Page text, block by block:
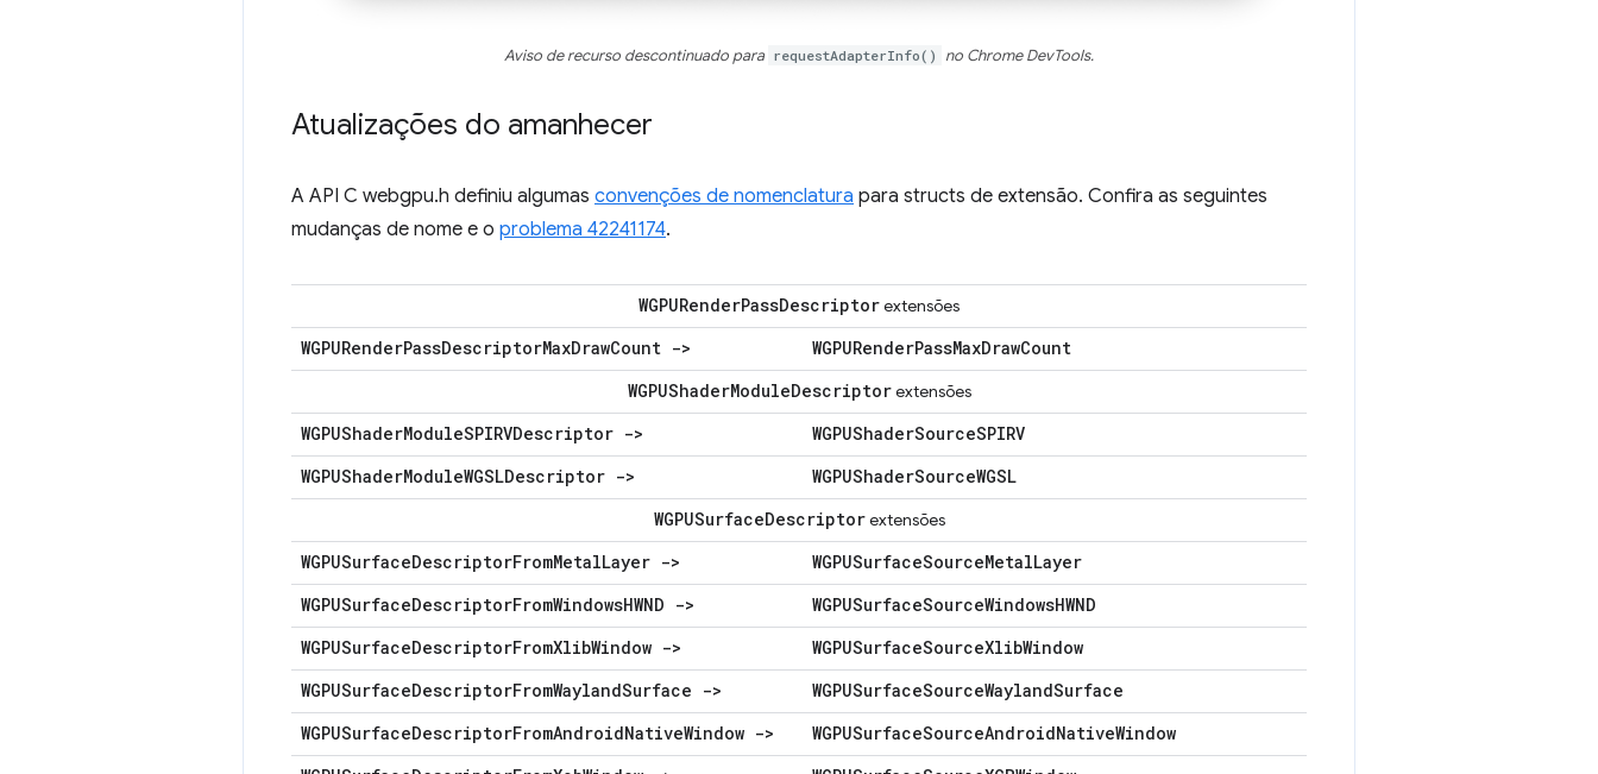
Aviso de recurso descontinuado para requestAdapterInfo() no Chrome DevTools.
Atualizações do amanhecer
A API C webgpu.h definiu algumas convenções de nomenclatura para structs de extensão. Confira as seguintes
mudanças de nome e o problema 42241174.
WGPURenderPassDescriptorextensões
WGPURenderPassDescriptorMaxDrawCount -> WGPURenderPassMaxDrawCount
WGPUShaderModuleDescriptorextensões
WGPUShaderModuleSPIRVDescriptor -> WGPUShaderSourceSPIRV
WGPUShaderModuleWGSLDescriptor -> WGPUShaderSourceWGSL
WGPUSurfaceDescriptorextensões
WGPUSurfaceDescriptorFromMetalLayer -> WGPUSurfaceSourceMetalLayer
WGPUSurfaceDescriptorFromWindowsHWND -> WGPUSurfaceSourceWindowsHWND
WGPUSurfaceDescriptorFromXlibWindow -> WGPUSurfaceSourceXlibWindow
WGPUSurfaceDescriptorFromWaylandSurface -> WGPUSurfaceSourceWaylandSurface
WGPUSurfaceDescriptorFromAndroidNativeWindow -> WGPUSurfaceSourceAndroidNativeWindow